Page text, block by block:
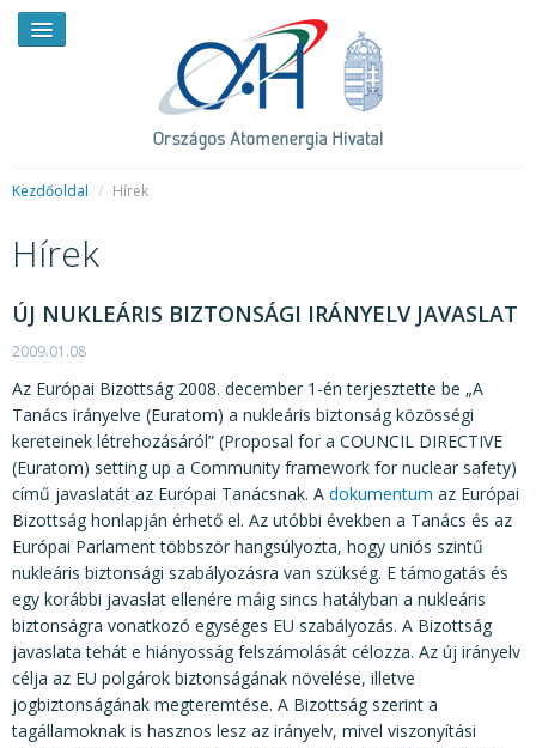
HÍREK
RENDKÍVÜLI HÍREK
SAJTÓSZOBA
HIRDETMÉNYEK
BEMUTATKOZÁS
FELADATOK
KÖZÉRDEKŰ ADATOK
JOGI SZABÁLYOZÁS, ÚTMUTATÓK
KIADVÁNYOK, JELENTÉSEK
NYOMTATVÁNYOK, SZOFTVEREK
E-ÜGYINTÉZÉS
Kezdőoldal / Hírek
Hírek
ÚJ NUKLEÁRIS BIZTONSÁGI IRÁNYELV JAVASLAT
2009.01.08
Az Európai Bizottság 2008. december 1-én terjesztette be „A
Tanács irányelve (Euratom) a nukleáris biztonság közösségi
kereteinek létrehozásáról” (Proposal for a COUNCIL DIRECTIVE
(Euratom) setting up a Community framework for nuclear safety)
című javaslatát az Európai Tanácsnak. A dokumentum az Európai
Bizottság honlapján érhető el. Az utóbbi években a Tanács és az
Európai Parlament többször hangsúlyozta, hogy uniós szintű
nukleáris biztonsági szabályozásra van szükség. E támogatás és
egy korábbi javaslat ellenére máig sincs hatályban a nukleáris
biztonságra vonatkozó egységes EU szabályozás. A Bizottság
javaslata tehát e hiányosság felszámolását célozza. Az új irányelv
célja az EU polgárok biztonságának növelése, illetve
jogbiztonságának megteremtése. A Bizottság szerint a
tagállamoknak is hasznos lesz az irányelv, mivel viszonyítási